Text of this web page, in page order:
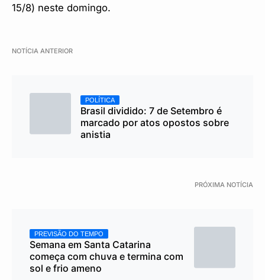
15/8) neste domingo.
NOTÍCIA ANTERIOR
POLÍTICA
Brasil dividido: 7 de Setembro é
marcado por atos opostos sobre
anistia
PRÓXIMA NOTÍCIA
PREVISÃO DO TEMPO
Semana em Santa Catarina
começa com chuva e termina com
sol e frio ameno